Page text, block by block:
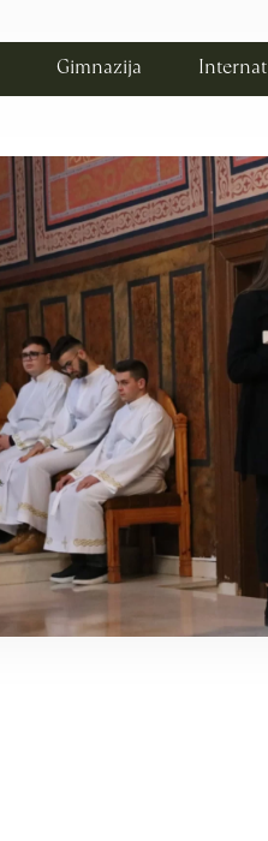
Gimnazija Internat